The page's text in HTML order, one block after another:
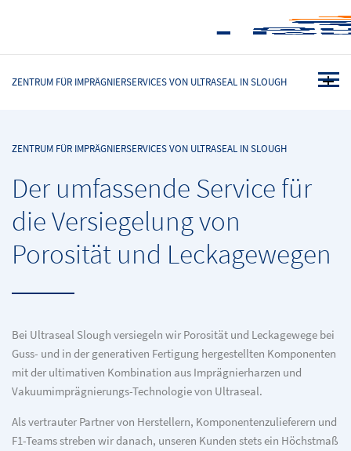
ZENTRUM FÜR IMPRÄGNIERSERVICES VON ULTRASEAL IN SLOUGH
ZENTRUM FÜR IMPRÄGNIERSERVICES VON ULTRASEAL IN SLOUGH
Der umfassende Service für
die Versiegelung von
Porosität und Leckagewegen
Bei Ultraseal Slough versiegeln wir Porosität und Leckagewege bei
Guss- und in der generativen Fertigung hergestellten Komponenten
mit der ultimativen Kombination aus Imprägnierharzen und
Vakuumimprägnierungs-Technologie von Ultraseal.
Als vertrauter Partner von Herstellern, Komponentenzulieferern und
F1-Teams streben wir danach, unseren Kunden stets ein Höchstmaß